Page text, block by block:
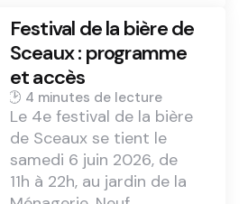
Festival de la bière de
Sceaux : programme
et accès
4 min
Le 4e festival de la bière
de Sceaux se tient le
samedi 6 juin 2026, de
11h à 22h, au jardin de la